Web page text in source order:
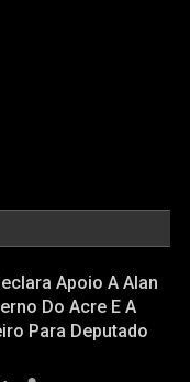
Apoio A Alan
Do Acre E A
Para Deputado